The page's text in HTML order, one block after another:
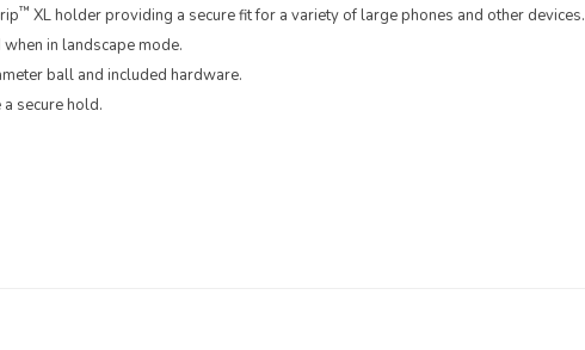
™ XL holder providing a secure fit for a variety of large phones and other devices.
in landscape mode.
ball and included hardware.
secure hold.